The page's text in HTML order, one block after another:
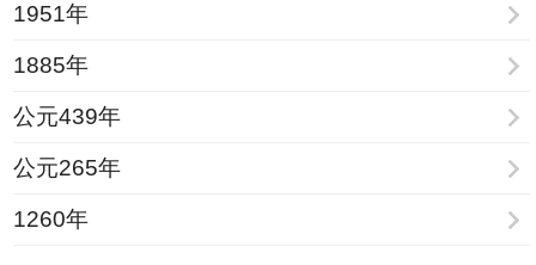
1951年
1885年
公元439年
公元265年
1260年